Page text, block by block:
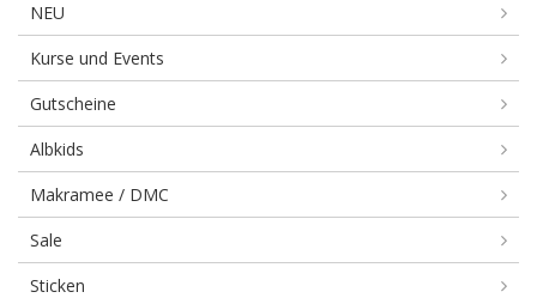
NEU
Kurse und Events
Gutscheine
Albkids
Makramee / DMC
Sale
Sticken